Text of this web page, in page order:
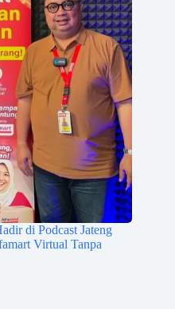
di Podcast Jateng
Virtual Tanpa